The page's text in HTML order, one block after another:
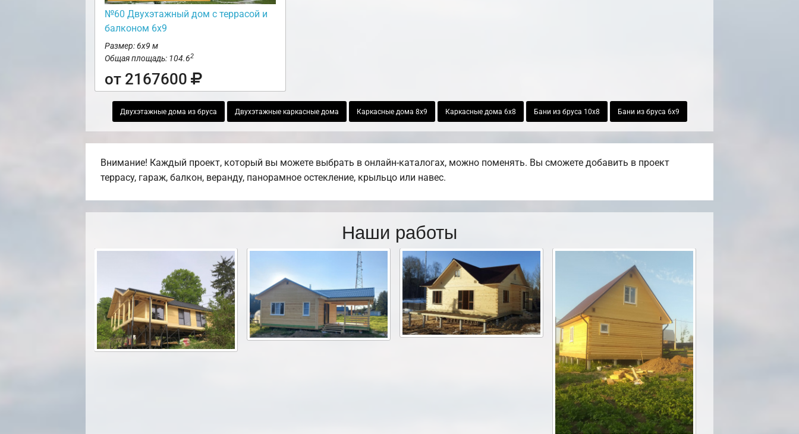
№60 Двухэтажный дом с террасой и
балконом 6х9
Размер: 6х9 м
Общая площадь: 104.62
от 2167600
Двухэтажные дома из бруса Двухэтажные каркасные дома Каркасные дома 8х9 Каркасные дома 6х8 Бани из бруса 10х8 Бани из бруса 6х9
Внимание! Каждый проект, который вы можете выбрать в онлайн-каталогах, можно поменять. Вы сможете добавить в проект
террасу, гараж, балкон, веранду, панорамное остекление, крыльцо или навес.
Наши работы